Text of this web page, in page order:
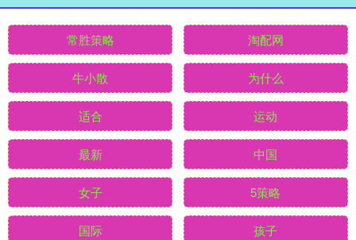
常胜策略 淘配网
牛小散 为什么
适合 运动
最新 中国
女子 5策略
国际 孩子